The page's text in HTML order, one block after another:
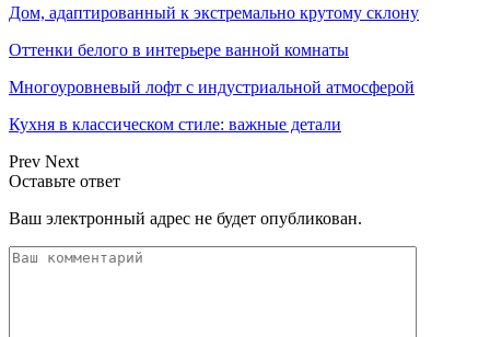
Дом, адаптированный к экстремально крутому склону
Оттенки белого в интерьере ванной комнаты
Многоуровневый лофт с индустриальной атмосферой
Кухня в классическом стиле: важные детали
Prev Next
Оставьте ответ
Ваш электронный адрес не будет опубликован.